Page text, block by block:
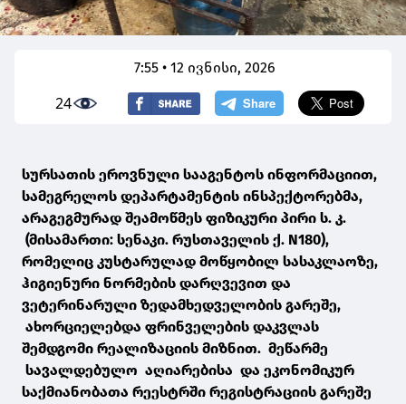
7:55 • 12 ივნისი, 2026
24
სურსათის ეროვნული სააგენტოს ინფორმაციით,
სამეგრელოს დეპარტამენტის ინსპექტორებმა,
არაგეგმურად შეამოწმეს ფიზიკური პირი ს. კ.
(მისამართი: სენაკი. რუსთაველის ქ. N180),
რომელიც კუსტარულად მოწყობილ სასაკლაოზე,
ჰიგიენური ნორმების დარღვევით და
ვეტერინარული ზედამხედველობის გარეშე,
ახორციელებდა ფრინველების დაკვლას
შემდგომი რეალიზაციის მიზნით. მეწარმე
სავალდებულო აღიარებისა და ეკონომიკურ
საქმიანობათა რეესტრში რეგისტრაციის გარეშე